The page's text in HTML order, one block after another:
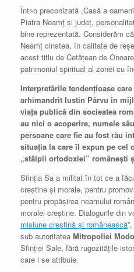
Într-o preconizată „Casă a
Piatra Neamţ şi judeţ,
bine reprezentată. Considerăm
Neamţ cinstea, în calitate de
acest titlu de Cetăţean de
patrimoniul spiritual al zonei cu
Interpretările tendenţioase
arhimandrit Iustin Pârvu în
viaţa publică din socieatea
au nici o acoperire, numele
persoane care fie au fost rău
situaţia la care îl expun pe cel
„stâlpii ortodoxiei” româneşti
Sfinţia Sa a militat în tot ce a
creştine şi morale, pentru
pentru propăşirea neamului
moralei creştine. Dialogurile din
misiune creştină şi românească
sub autoritatea Mitropoliei
Sfinţiei Sale, fără rugozităţile
care i se atribuie.